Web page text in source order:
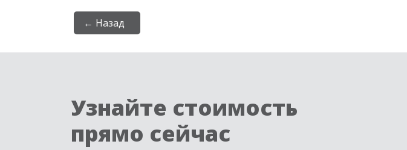
← Назад
Узнайте стоимость
прямо сейчас